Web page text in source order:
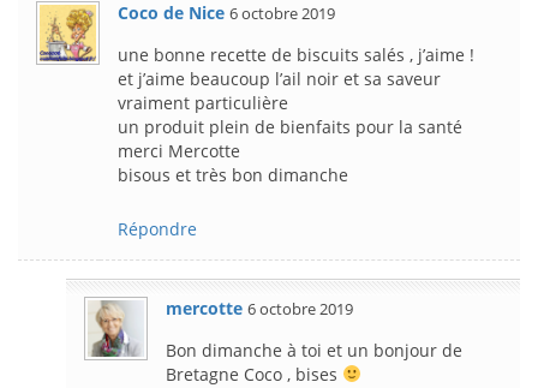
Coco de Nice 6 octobre 2019
une bonne recette de biscuits salés , j’aime !
et j’aime beaucoup l’ail noir et sa saveur
vraiment particulière
un produit plein de bienfaits pour la santé
merci Mercotte
bisous et très bon dimanche
Répondre
mercotte 6 octobre 2019
Bon dimanche à toi et un bonjour de
Bretagne Coco , bises